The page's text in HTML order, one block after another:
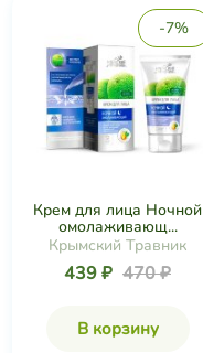
-7%
Крем для лица Ночной
омолаживающ...
Крымский Травник
439 ₽ 470 ₽
В корзину